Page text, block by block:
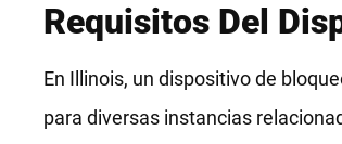
Requisitos Del
En Illinois, un dispositivo de
para diversas instancias